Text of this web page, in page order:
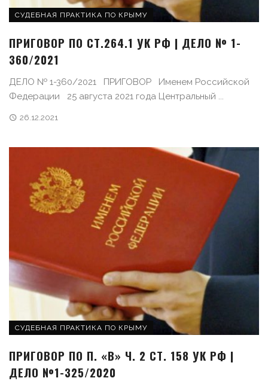
СУДЕБНАЯ ПРАКТИКА ПО КРЫМУ
ПРИГОВОР ПО СТ.264.1 УК РФ | ДЕЛО № 1-
360/2021
ДЕЛО № 1-360/2021 ПРИГОВОР Именем Российской
Федерации 25 августа 2021 года Центральный ...
26.12.2021
СУДЕБНАЯ ПРАКТИКА ПО КРЫМУ
ПРИГОВОР ПО П. «В» Ч. 2 СТ. 158 УК РФ |
ДЕЛО №1-325/2020